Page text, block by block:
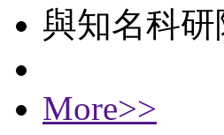
與知名科
More>>